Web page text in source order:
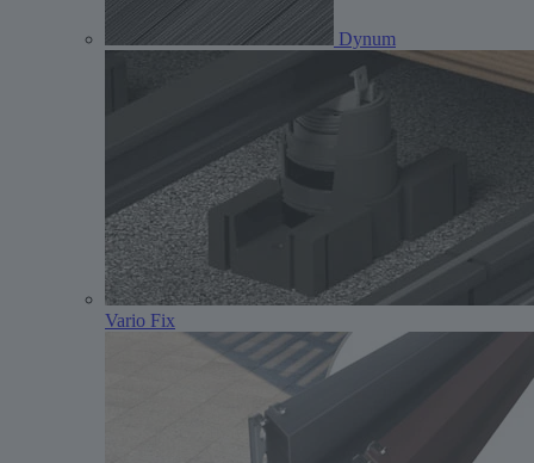
Dynum
Vario Fix